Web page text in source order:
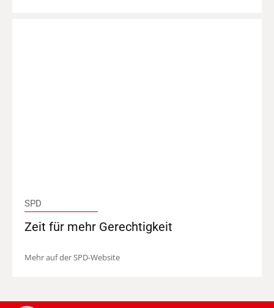
SPD
Zeit für mehr Gerechtigkeit
Mehr auf der SPD-Website